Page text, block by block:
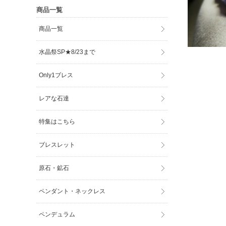
商品一覧
商品一覧
水晶祭SP★8/23まで
Only1ブレス
レアな石達
特集はこちら
ブレスレット
原石・鉱石
ペンダント・ネックレス
ペンデュラム